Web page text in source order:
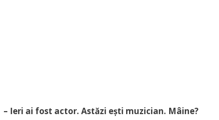
– Ieri ai fost actor. Astăzi ești muzician. Mâine?